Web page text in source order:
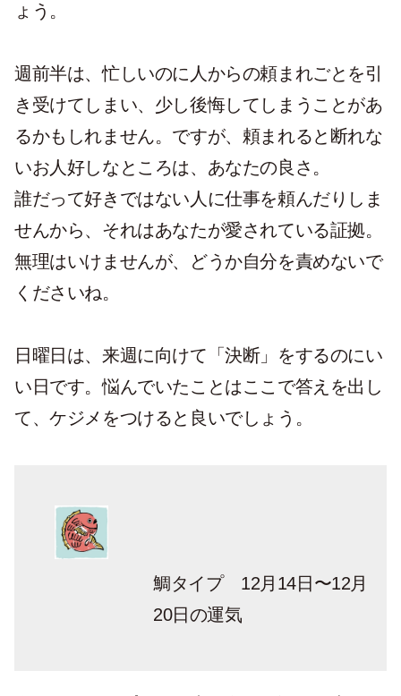
ょう。
週前半は、忙しいのに人からの頼まれごとを引
き受けてしまい、少し後悔してしまうことがあ
るかもしれません。ですが、頼まれると断れな
いお人好しなところは、あなたの良さ。
誰だって好きではない人に仕事を頼んだりしま
せんから、それはあなたが愛されている証拠。
無理はいけませんが、どうか自分を責めないで
くださいね。
日曜日は、来週に向けて「決断」をするのにい
い日です。悩んでいたことはここで答えを出し
て、ケジメをつけると良いでしょう。
鯛タイプ 12月14日〜12月
20日の運気